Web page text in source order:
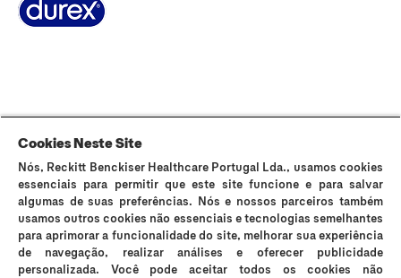
Os preservativos Durex são dispositivos médicos de uso único e podem
ser utilizados para fins contracetivos e prevenção da transmissão de
infeções sexualmente transmissíveis (IST). Durex Lubrificantes e Durex
Massage 2in1 são dispositivos médicos que suavizam a secura vaginal e
os incómodos íntimos e são compatíveis com preservativos, no entanto
não são contracetivos e não contêm espermicida. Os lubrificantes Durex
Cookies Neste Site
Nós, Reckitt Benckiser Healthcare Portugal Lda., usamos cookies
essenciais para permitir que este site funcione e para salvar
algumas de suas preferências. Nós e nossos parceiros também
usamos outros cookies não essenciais e tecnologias semelhantes
para aprimorar a funcionalidade do site, melhorar sua experiência
de navegação, realizar análises e oferecer publicidade
personalizada. Você pode aceitar todos os cookies não